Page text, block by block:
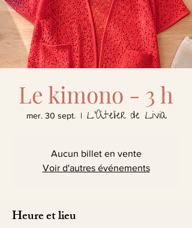
Le kimono - 3 h
mer. 30 sept.
  |
L'Atelier de Livia
Aucun billet en vente
Voir d'autres événements
Heure et lieu